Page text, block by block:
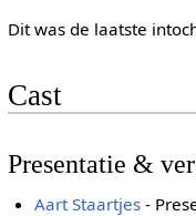
Dit was de laatste
Cast
Presentatie &
Aart Staartjes -